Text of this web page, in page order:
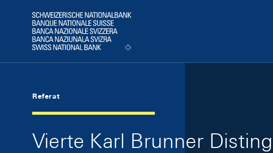
Logo
Referat
Vierte Karl Brunner